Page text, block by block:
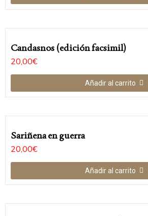
Candasnos (edición facsimil)
20,00€
Añadir al carrito
Sariñena en guerra
20,00€
Añadir al carrito